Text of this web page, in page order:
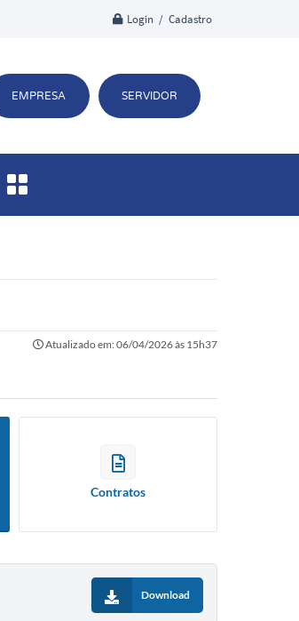
Login / Cadastro
EMPRESA SERVIDOR
Atualizado em: 06/04/2026 às 15h37
Contratos
Download